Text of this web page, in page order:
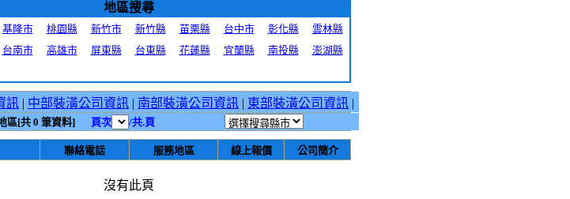
地區搜尋
基隆市 桃園縣 新竹市 新竹縣 苗栗縣 台中市 彰化縣
雲林縣
台南市 高雄市 屏東縣 台東縣 花蓮縣 宜蘭縣 南投縣
澎湖縣
訊 | 中部裝潢公司資訊 | 南部裝潢公司資訊 | 東部裝潢公司資訊 |
區[共 0 筆資料] 頁次 /共.頁
聯絡電話 服務地區 線上報價 公司簡介
沒有此頁